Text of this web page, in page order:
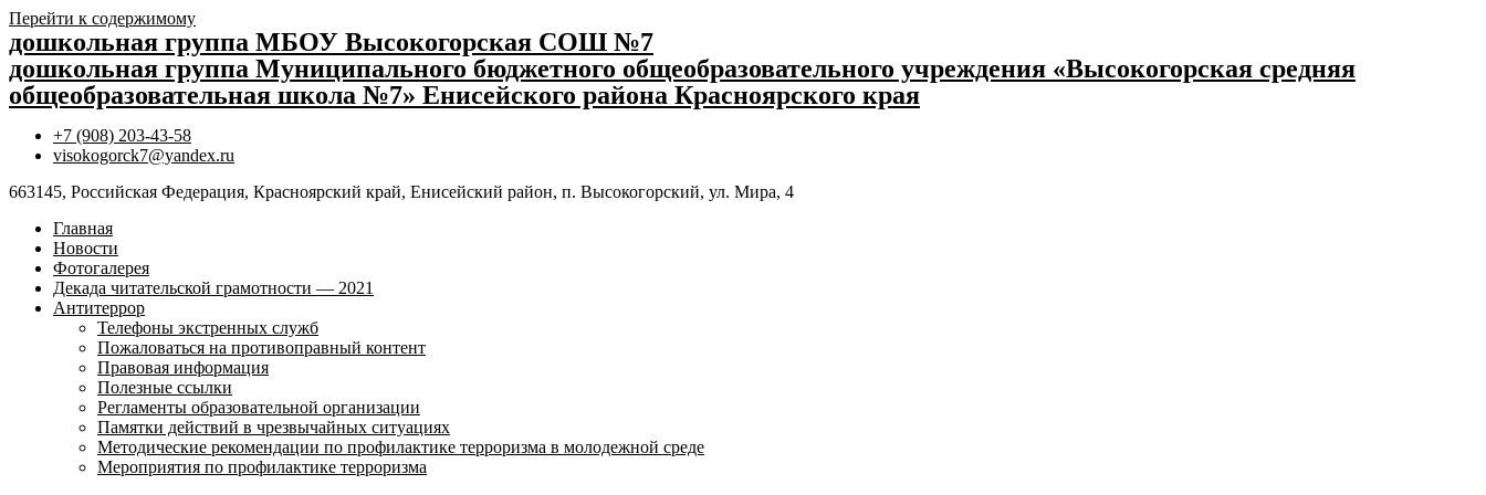
Перейти к содержимому
дошкольная группа МБОУ Высокогорская СОШ №7
дошкольная группа Муниципального бюджетного общеобразовательного учреждения «Высокогорская средняя
общеобразовательная школа №7» Енисейского района Красноярского края
+7 (908) 203-43-58
visokogorck7@yandex.ru
663145, Российская Федерация, Красноярский край, Енисейский район, п. Высокогорский, ул. Мира, 4
Главная
Новости
Фотогалерея
Декада читательской грамотности — 2021
Антитеррор
Телефоны экстренных служб
Пожаловаться на противоправный контент
Правовая информация
Полезные ссылки
Регламенты образовательной организации
Памятки действий в чрезвычайных ситуациях
Методические рекомендации по профилактике терроризма в молодежной среде
Мероприятия по профилактике терроризма